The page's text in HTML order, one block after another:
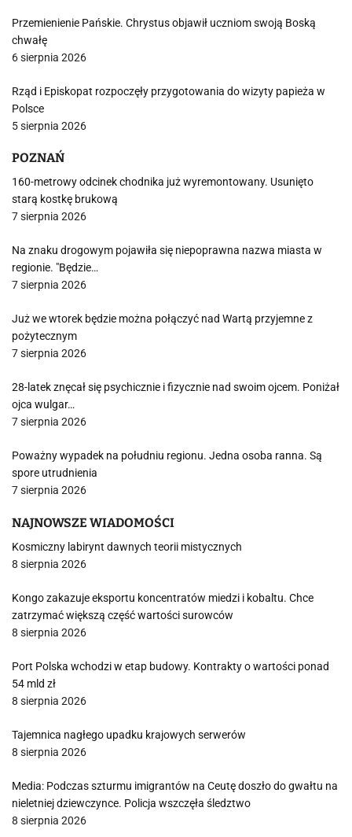
Przemienienie Pańskie. Chrystus objawił uczniom swoją Boską
chwałę
6 sierpnia 2026
Rząd i Episkopat rozpoczęły przygotowania do wizyty papieża w
Polsce
5 sierpnia 2026
POZNAŃ
160-metrowy odcinek chodnika już wyremontowany. Usunięto
starą kostkę brukową
7 sierpnia 2026
Na znaku drogowym pojawiła się niepoprawna nazwa miasta w
regionie. "Będzie…
7 sierpnia 2026
Już we wtorek będzie można połączyć nad Wartą przyjemne z
pożytecznym
7 sierpnia 2026
28-latek znęcał się psychicznie i fizycznie nad swoim ojcem. Poniżał
ojca wulgar…
7 sierpnia 2026
Poważny wypadek na południu regionu. Jedna osoba ranna. Są
spore utrudnienia
7 sierpnia 2026
NAJNOWSZE WIADOMOŚCI
Kosmiczny labirynt dawnych teorii mistycznych
8 sierpnia 2026
Kongo zakazuje eksportu koncentratów miedzi i kobaltu. Chce
zatrzymać większą część wartości surowców
8 sierpnia 2026
Port Polska wchodzi w etap budowy. Kontrakty o wartości ponad
54 mld zł
8 sierpnia 2026
Tajemnica nagłego upadku krajowych serwerów
8 sierpnia 2026
Media: Podczas szturmu imigrantów na Ceutę doszło do gwałtu na
nieletniej dziewczynce. Policja wszczęła śledztwo
8 sierpnia 2026